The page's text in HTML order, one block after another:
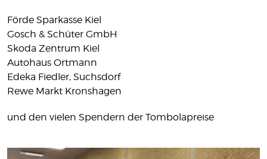
Förde Sparkasse Kiel
Gosch & Schüter GmbH
Skoda Zentrum Kiel
Autohaus Ortmann
Edeka Fiedler, Suchsdorf
Rewe Markt Kronshagen
und den vielen Spendern der Tombolapreise